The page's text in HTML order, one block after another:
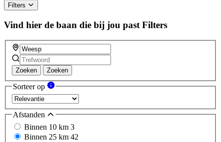
Filters
Vind hier de baan die bij jou past Filters
Zoeken Zoeken
Sorteer op
Afstanden
Binnen 10 km 3
Binnen 25 km 42